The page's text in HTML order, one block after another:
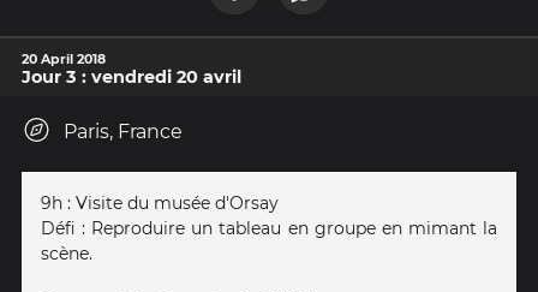
20 April 2018
Jour 3 : vendredi 20 avril
Paris, France
9h : Visite du musée d'Orsay
Défi : Reproduire un tableau en groupe en mimant la
scène.